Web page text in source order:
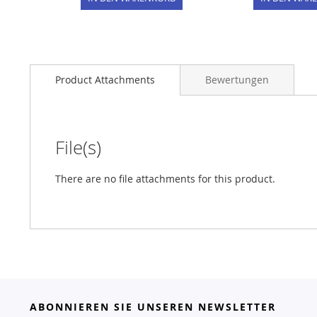
Product Attachments
File(s)
There are no file attachments for this product.
Bewertungen
ABONNIEREN SIE UNSEREN NEWSLETTER